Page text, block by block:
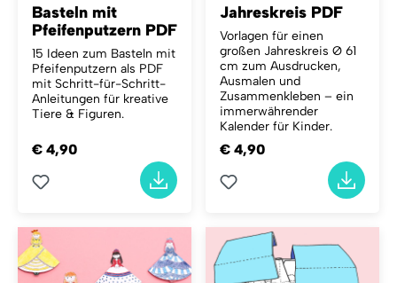
Basteln mit
Pfeifenputzern PDF
15 Ideen zum Basteln mit
Pfeifenputzern als PDF
mit Schritt-für-Schritt-
Anleitungen für kreative
Tiere & Figuren.
€ 4,90
Jahreskreis PDF
Vorlagen für einen
großen Jahreskreis Ø 61
cm zum Ausdrucken,
Ausmalen und
Zusammenkleben – ein
immerwährender
Kalender für Kinder.
€ 4,90